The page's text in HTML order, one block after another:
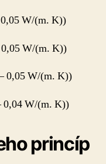
W/(m. K))
W/(m. K))
0,05 W/(m. K))
W/(m. K))
princíp